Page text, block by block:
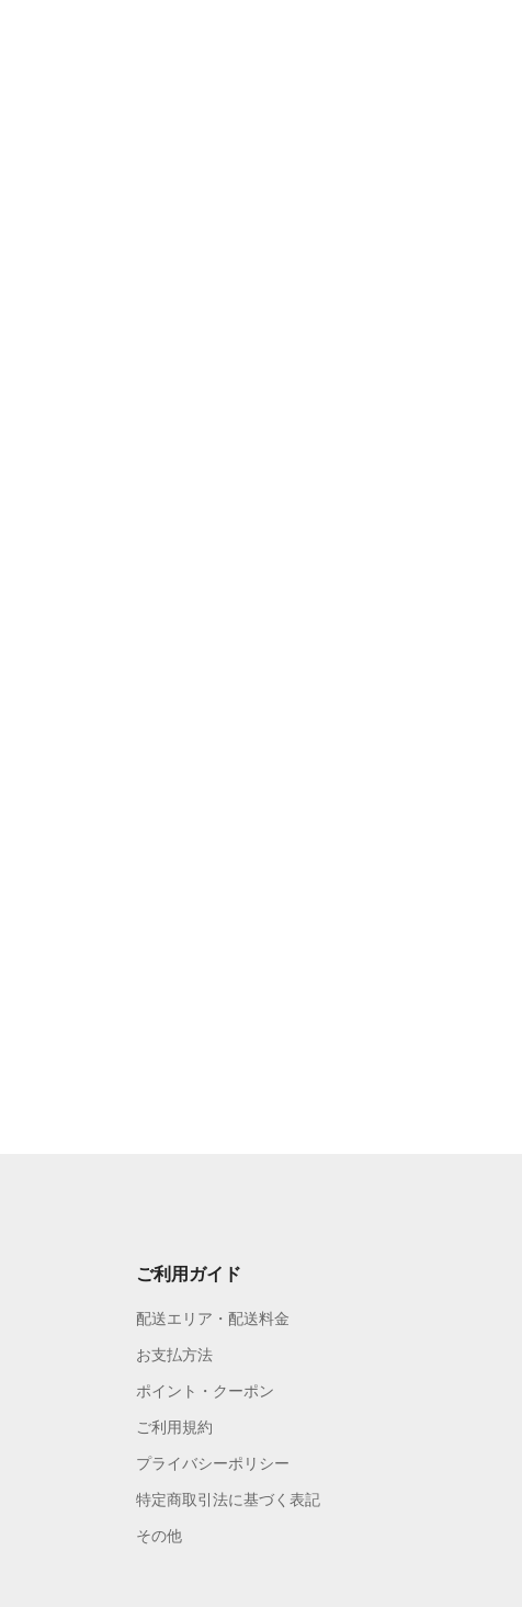
ご利用ガイド
配送エリア・配送料金
お支払方法
ポイント・クーポン
ご利用規約
プライバシーポリシー
特定商取引法に基づく表記
その他